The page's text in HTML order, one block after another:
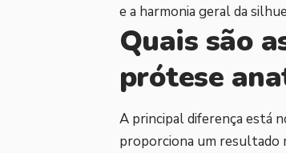
e a harmonia geral da
Quais são
prótese
A principal diferença está
proporciona um resultado